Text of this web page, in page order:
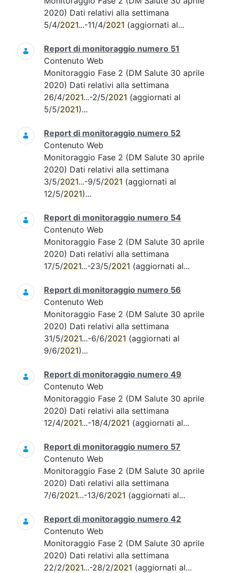
2020) Dati relativi alla settimana
5/4/2021...-11/4/2021 (aggiornati al...
Report di monitoraggio numero 51
Contenuto Web
Monitoraggio Fase 2 (DM Salute 30 aprile
2020) Dati relativi alla settimana
26/4/2021...-2/5/2021 (aggiornati al
5/5/2021)...
Report di monitoraggio numero 52
Contenuto Web
Monitoraggio Fase 2 (DM Salute 30 aprile
2020) Dati relativi alla settimana
3/5/2021...-9/5/2021 (aggiornati al
12/5/2021)...
Report di monitoraggio numero 54
Contenuto Web
Monitoraggio Fase 2 (DM Salute 30 aprile
2020) Dati relativi alla settimana
17/5/2021...-23/5/2021 (aggiornati al...
Report di monitoraggio numero 56
Contenuto Web
Monitoraggio Fase 2 (DM Salute 30 aprile
2020) Dati relativi alla settimana
31/5/2021...-6/6/2021 (aggiornati al
9/6/2021)...
Report di monitoraggio numero 49
Contenuto Web
Monitoraggio Fase 2 (DM Salute 30 aprile
2020) Dati relativi alla settimana
12/4/2021...-18/4/2021 (aggiornati al...
Report di monitoraggio numero 57
Contenuto Web
Monitoraggio Fase 2 (DM Salute 30 aprile
2020) Dati relativi alla settimana
7/6/2021...-13/6/2021 (aggiornati al...
Report di monitoraggio numero 42
Contenuto Web
Monitoraggio Fase 2 (DM Salute 30 aprile
2020) Dati relativi alla settimana
22/2/2021...-28/2/2021 (aggiornati al...